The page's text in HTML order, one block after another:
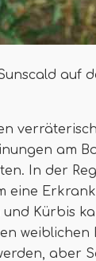
auf
am
In der
eine
Kürbis
weiblichen
aber